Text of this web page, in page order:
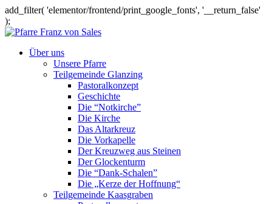
add_filter( 'elementor/frontend/print_google_fonts', '__return_false'
);
Über uns
Unsere Pfarre
Teilgemeinde Glanzing
Pastoralkonzept
Geschichte
Die “Notkirche”
Die Kirche
Das Altarkreuz
Die Vorkapelle
Der Kreuzweg aus Steinen
Der Glockenturm
Die “Dank-Schalen”
Die „Kerze der Hoffnung“
Teilgemeinde Kaasgraben